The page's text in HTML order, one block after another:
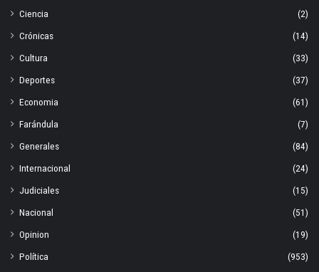
Ciencia
(2)
Crónicas
(14)
Cultura
(33)
Deportes
(37)
Economia
(61)
Farándula
(7)
Generales
(84)
Internacional
(24)
Judiciales
(15)
Nacional
(51)
Opinion
(19)
Política
(953)